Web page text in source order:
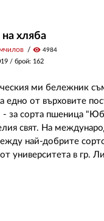
хляба
visibility 4984
/ брой: 162
ми бележник
едно от върховите
- за сорта пшеница
свят. На
най-добрите
университета в гр.